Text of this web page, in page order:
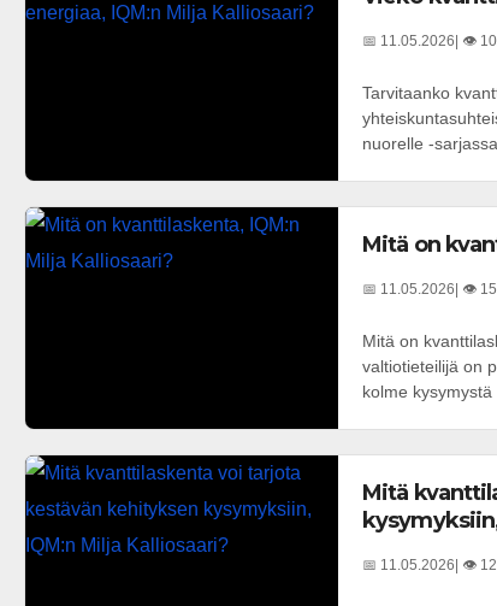
📅 11.05.2026 | 👁️
Tarvitaanko
nuorelle -
Mitä on
📅 11.05.2026 | 👁️ 15
Mitä on
valtiotieteilijä on
kolme
Mitä
📅 11.05.2026 | 👁️ 12